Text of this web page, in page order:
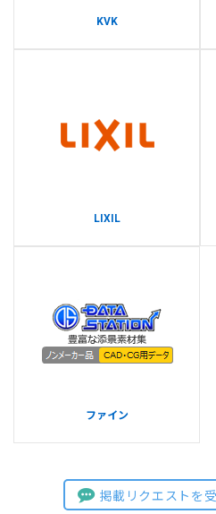
KVK
LIXIL
ファイン
掲載リクエストを